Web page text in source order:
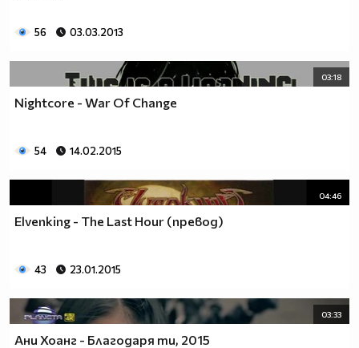
56 03.03.2013
03:18
Nightcore - War Of Change
54 14.02.2015
04:46
Elvenking - The Last Hour (превод)
43 23.01.2015
03:33
Ани Хоанг - Благодаря ти, 2015